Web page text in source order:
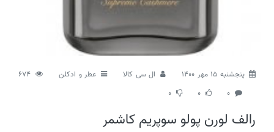
پنجشنبه 15 مهر 1400 ال سی کالا عطر و ادکلن
674
0
0
0
رالف لورن پولو سوپریم کاشمر